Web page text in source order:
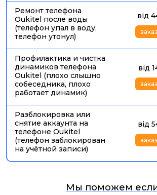
рамка или выйти из строя разъем
также могут проникать внутрь, особенно
уплотнители или корпусные элементы
Ремонт телефона
Oukitel после воды
(телефон упал в воду,
телефон утонул)
від
Профилактика и чистка
динамиков телефона
Oukitel (плохо слышно
собеседника, плохо
работает динамик)
від
Разблокировка или
снятие аккаунта на
телефоне Oukitel
(телефон заблокирован
на учётной записи)
від
Мы поможем